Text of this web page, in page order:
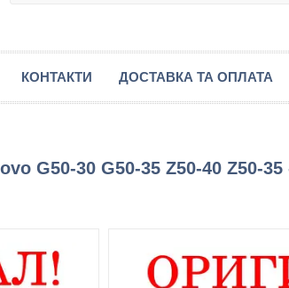
КОНТАКТИ ДОСТАВКА ТА ОПЛАТА
G50-30 G50-35 Z50-40 Z50-